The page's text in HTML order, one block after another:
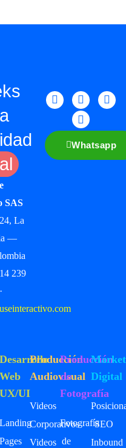
SAS
La
—
239
Whatsapp
Desarrollo
Web
UX/UI
Landing
Pages
Producción
Audiovisual
Videos
Corporativos
Videos
Producción
de
Fotografía
Fotografía
de
Digital
SEO
Inbound